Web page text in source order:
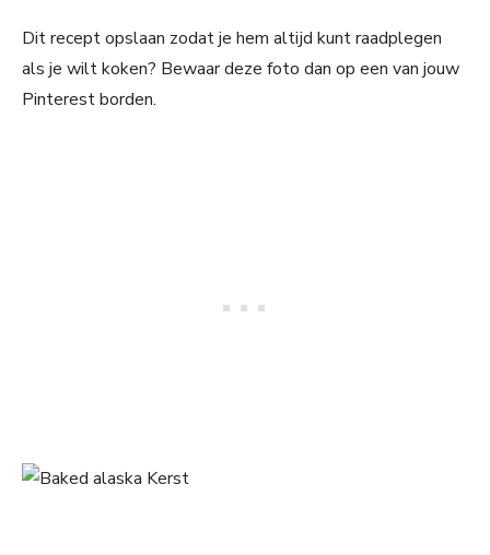
Dit recept opslaan zodat je hem altijd kunt raadplegen
als je wilt koken? Bewaar deze foto dan op een van jouw
Pinterest borden.